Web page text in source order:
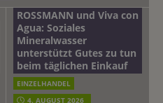
ROSSMANN und Viva con
Agua: Soziales
Mineralwasser
unterstützt Gutes zu tun
beim täglichen Einkauf
EINZELHANDEL
4. AUGUST 2026
Beiersdorf